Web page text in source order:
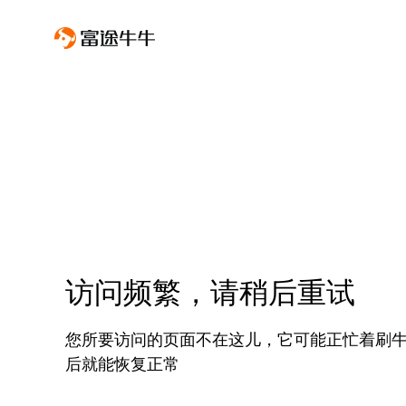
访问频繁，请稍后重试
您所要访问的页面不在这儿，它可能正忙着刷
后就能恢复正常